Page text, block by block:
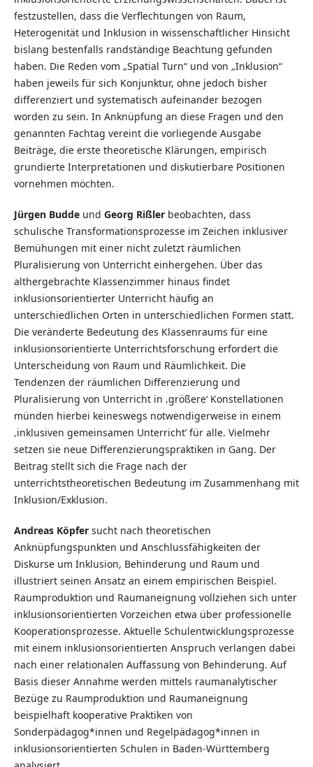
festzustellen, dass die Verflechtungen von Raum,
Heterogenität und Inklusion in wissenschaftlicher Hinsicht
bislang bestenfalls randständige Beachtung gefunden
haben. Die Reden vom „Spatial Turn“ und von „Inklusion“
haben jeweils für sich Konjunktur, ohne jedoch bisher
differenziert und systematisch aufeinander bezogen
worden zu sein. In Anknüpfung an diese Fragen und den
genannten Fachtag vereint die vorliegende Ausgabe
Beiträge, die erste theoretische Klärungen, empirisch
grundierte Interpretationen und diskutierbare Positionen
vornehmen möchten.
Jürgen Buddeund Georg Rißler beobachten, dass
schulische Transformationsprozesse im Zeichen inklusiver
Bemühungen mit einer nicht zuletzt räumlichen
Pluralisierung von Unterricht einhergehen. Über das
althergebrachte Klassenzimmer hinaus findet
inklusionsorientierter Unterricht häufig an
unterschiedlichen Orten in unterschiedlichen Formen statt.
Die veränderte Bedeutung des Klassenraums für eine
inklusionsorientierte Unterrichtsforschung erfordert die
Unterscheidung von Raum und Räumlichkeit. Die
Tendenzen der räumlichen Differenzierung und
Pluralisierung von Unterricht in ‚größere‘ Konstellationen
münden hierbei keineswegs notwendigerweise in einem
‚inklusiven gemeinsamen Unterricht’ für alle. Vielmehr
setzen sie neue Differenzierungspraktiken in Gang. Der
Beitrag stellt sich die Frage nach der
unterrichtstheoretischen Bedeutung im Zusammenhang mit
Inklusion/Exklusion.
Andreas Köpfer sucht nach theoretischen
Anknüpfungspunkten und Anschlussfähigkeiten der
Diskurse um Inklusion, Behinderung und Raum und
illustriert seinen Ansatz an einem empirischen Beispiel.
Raumproduktion und Raumaneignung vollziehen sich unter
inklusionsorientierten Vorzeichen etwa über professionelle
Kooperationsprozesse. Aktuelle Schulentwicklungsprozesse
mit einem inklusionsorientierten Anspruch verlangen dabei
nach einer relationalen Auffassung von Behinderung. Auf
Basis dieser Annahme werden mittels raumanalytischer
Bezüge zu Raumproduktion und Raumaneignung
beispielhaft kooperative Praktiken von
Sonderpädagog*innen und Regelpädagog*innen in
inklusionsorientierten Schulen in Baden-Württemberg